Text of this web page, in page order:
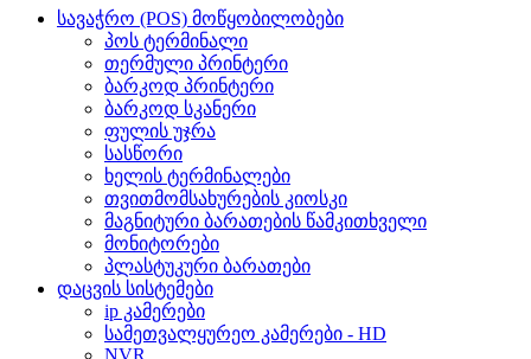
სავაჭრო (POS) მოწყობილობები
პოს ტერმინალი
თერმული პრინტერი
ბარკოდ პრინტერი
ბარკოდ სკანერი
ფულის უჯრა
სასწორი
ხელის ტერმინალები
თვითმომსახურების კიოსკი
მაგნიტური ბარათების წამკითხველი
მონიტორები
პლასტუკური ბარათები
დაცვის სისტემები
ip კამერები
სამეთვალყურეო კამერები - HD
NVR